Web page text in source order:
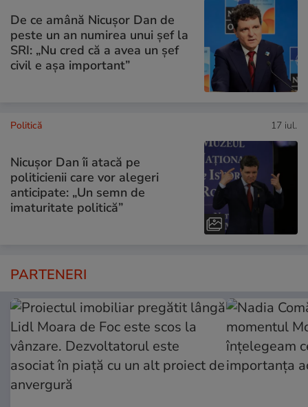
De ce amână Nicușor Dan de
peste un an numirea unui șef la
SRI: „Nu cred că a avea un şef
civil e așa important”
Politică 17 iul.
Nicușor Dan îi atacă pe
politicienii care vor alegeri
anticipate: „Un semn de
imaturitate politică”
PARTENERI